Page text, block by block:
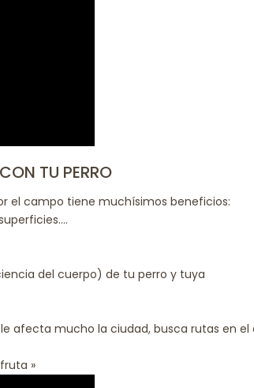
TU PERRO
el campo tiene muchísimos beneficios:
del cuerpo) de tu perro y tuya
afecta mucho la ciudad, busca rutas en el
»